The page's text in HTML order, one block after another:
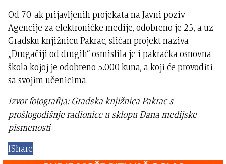
Od 70-ak prijavljenih projekata na Javni poziv
Agencije za elektroničke medije, odobreno je 25, a uz
Gradsku knjižnicu Pakrac, sličan projekt naziva
„Drugačiji od drugih“ osmislila je i pakračka osnovna
škola kojoj je odobreno 5.000 kuna, a koji će provoditi
sa svojim učenicima.
Izvor fotografija: Gradska knjižnica Pakrac s
prošlogodišnje radionice u sklopu Dana medijske
pismenosti
fShare